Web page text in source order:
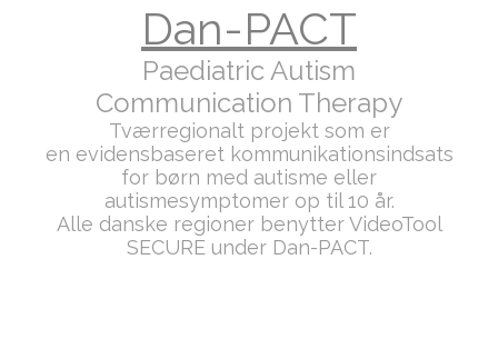
Dan-PACT
Paediatric Autism
Communication Therapy
Tværregionalt projekt som er
en evidensbaseret kommunikationsindsats
for børn med autisme eller
autismesymptomer op til 10 år.
Alle danske regioner benytter VideoTool
SECURE under Dan-PACT.